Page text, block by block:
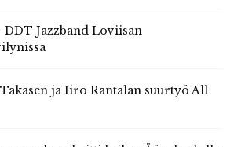
Jazzband Loviisan
ja Iiro Rantalan suurtyö All